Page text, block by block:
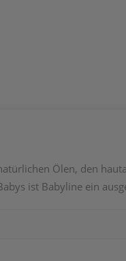
Ölen, den
ist Babyline ein